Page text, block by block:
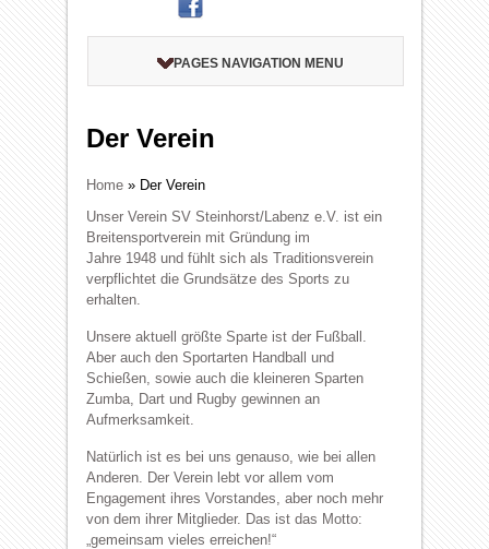
PAGES NAVIGATION MENU
Der Verein
Home » Der Verein
Unser Verein SV Steinhorst/Labenz e.V. ist ein
Breitensportverein mit Gründung im
Jahre 1948 und fühlt sich als Traditionsverein
verpflichtet die Grundsätze des Sports zu
erhalten.
Unsere aktuell größte Sparte ist der Fußball.
Aber auch den Sportarten Handball und
Schießen, sowie auch die kleineren Sparten
Zumba, Dart und Rugby gewinnen an
Aufmerksamkeit.
Natürlich ist es bei uns genauso, wie bei allen
Anderen. Der Verein lebt vor allem vom
Engagement ihres Vorstandes, aber noch mehr
von dem ihrer Mitglieder. Das ist das Motto:
„gemeinsam vieles erreichen!“